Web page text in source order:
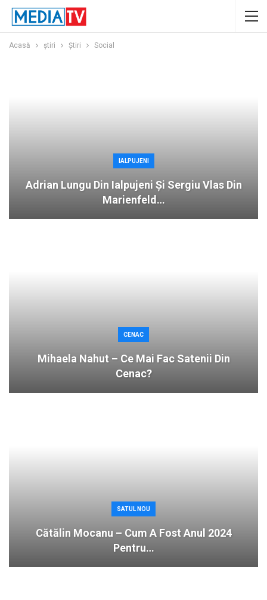
Acasă ştiri Știri Social
IALPUJENI
Adrian Lungu Din Ialpujeni Și Sergiu Vlas Din
Marienfeld…
CENAC
Mihaela Nahut – Ce Mai Fac Satenii Din
Cenac?
SATUL NOU
Cătălin Mocanu – Cum A Fost Anul 2024
Pentru…